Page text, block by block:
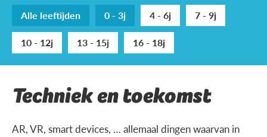
Alle leeftijden 0 - 3j 4 - 6j
7 - 9j
10 - 12j
13 - 15j 16 - 18j
Techniek en toekomst
AR, VR, smart devices, … allemaal dingen waarvan in